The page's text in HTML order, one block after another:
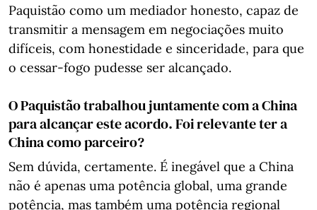
Paquistão como um mediador honesto, capaz de
transmitir a mensagem em negociações muito
difíceis, com honestidade e sinceridade, para que
o cessar-fogo pudesse ser alcançado.
O Paquistão trabalhou juntamente com a China
para alcançar este acordo. Foi relevante ter a
China como parceiro?
Sem dúvida, certamente. É inegável que a China
não é apenas uma potência global, uma grande
potência, mas também uma potência regional